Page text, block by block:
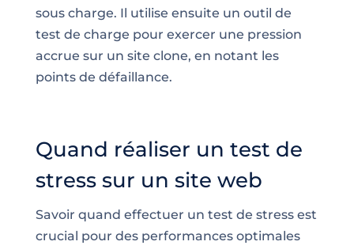
sous charge. Il utilise ensuite un outil de
test de charge pour exercer une pression
accrue sur un site clone, en notant les
points de défaillance.
Quand réaliser un test de
stress sur un site web
Savoir quand effectuer un test de stress est
crucial pour des performances optimales